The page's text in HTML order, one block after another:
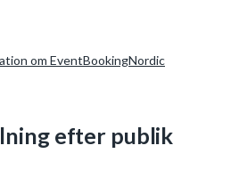
om EventBookingNordic
efter publik